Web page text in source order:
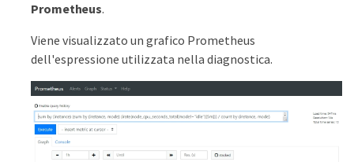
Prometheus.
Viene visualizzato un grafico Prometheus
dell'espressione utilizzata nella diagnostica.